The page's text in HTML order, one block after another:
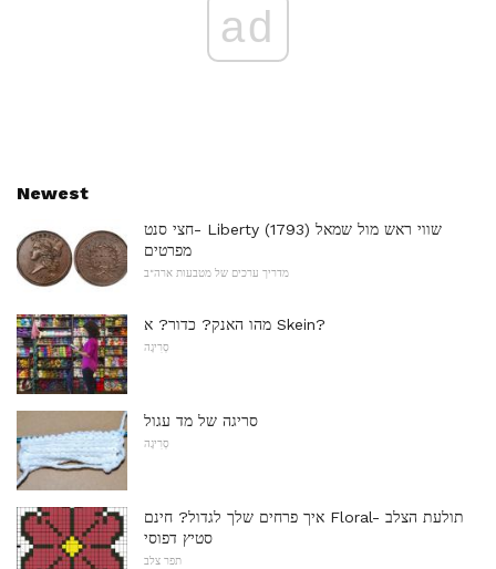
ad
Newest
חצי סנט- Liberty שווי ראש מול שמאל (1793)
מפרטים
מדריך ערכים של מטבעות ארה"ב
מהו האנק? כדור? א Skein?
סְרִיגָה
סריגה של מד עגול
סְרִיגָה
איך פרחים שלך לגדול? חינם Floral- תולעת הצלב
סטיץ דפוסי
תפר צלב